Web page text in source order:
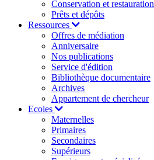
Conservation et restauration
Prêts et dépôts
Ressources
Offres de médiation
Anniversaire
Nos publications
Service d'édition
Bibliothèque documentaire
Archives
Appartement de chercheur
Ecoles
Maternelles
Primaires
Secondaires
Supérieurs